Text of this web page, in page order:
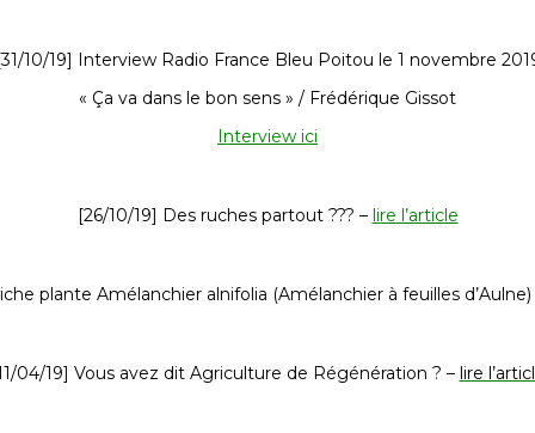
10/19] Interview Radio France Bleu Poitou le 1 novembre
« Ça va dans le bon sens » / Frédérique Gissot
Interview ici
[26/10/19] Des ruches partout ??? – lire l’article
plante Amélanchier alnifolia (Amélanchier à feuilles d’Aulne)
04/19] Vous avez dit Agriculture de Régénération ? – lire